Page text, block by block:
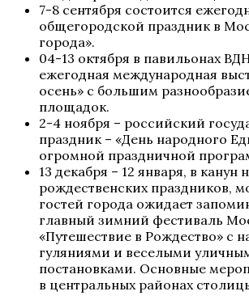
7-8 сентября состоится
общегородской праздник в
города».
04-13 октября в павильонах
ежегодная международная
осень» с большим
площадок.
2-4 ноября – российский
праздник – «День народного
огромной праздничной
13 декабря – 12 января, в канун
рождественских праздников,
гостей города ожидает
главный зимний фестиваль
«Путешествие в Рождество» с
гуляниями и веселыми
постановками. Основные
в центральных районах